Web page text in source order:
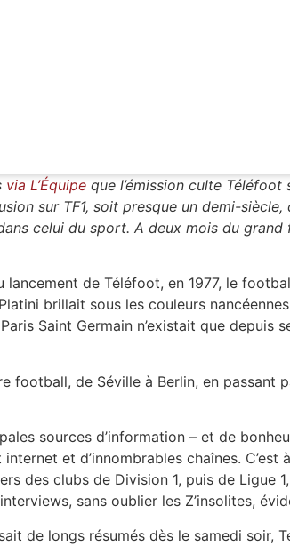
via L’Équipe que l’émission culte
sur TF1, soit presque un demi-siècle,
celui du sport. A deux mois du grand
lancement de Téléfoot, en 1977, le
brillait sous les couleurs nancéennes
Saint Germain n’existait que depuis
football, de Séville à Berlin, en passant
sources d’information – et de
et d’innombrables chaînes. C’est
des clubs de Division 1, puis de Ligue
sans oublier les Z’insolites,
de longs résumés dès le samedi soir,